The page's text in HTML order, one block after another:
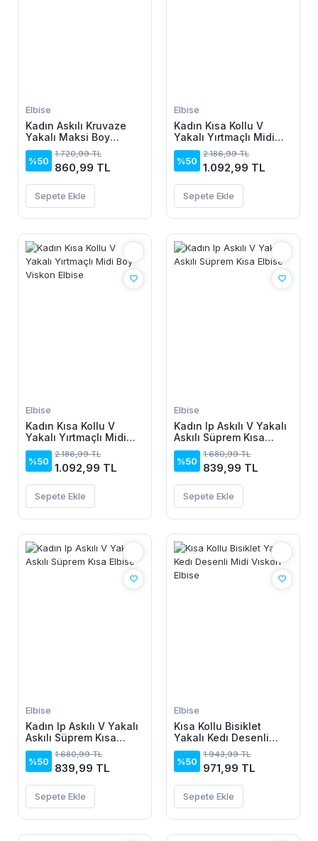
Elbise
Kadın Askılı Kruvaze
Yakalı Maksi Boy
Janjan Krep Elbise
%50
1.720,99 TL
860,99 TL
Sepete Ekle
Elbise
Kadın Kısa Kollu V
Yakalı Yırtmaçlı Midi
Boy Viskon Elbise
%50
2.186,99 TL
1.092,99 TL
Sepete Ekle
Elbise
Kadın Kısa Kollu V
Yakalı Yırtmaçlı Midi
Boy Viskon Elbise
%50
2.186,99 TL
1.092,99 TL
Sepete Ekle
Elbise
Kadın Ip Askılı V Yakalı
Askılı Süprem Kısa
Elbise
%50
1.680,99 TL
839,99 TL
Sepete Ekle
Elbise
Kadın Ip Askılı V Yakalı
Askılı Süprem Kısa
Elbise
%50
1.680,99 TL
839,99 TL
Sepete Ekle
Elbise
Kısa Kollu Bisiklet
Yakalı Kedı Desenli
Midi Vıskon Elbise
%50
1.943,99 TL
971,99 TL
Sepete Ekle